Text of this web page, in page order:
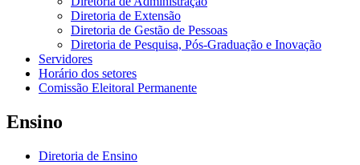
Diretoria de Extensão
Diretoria de Gestão de Pessoas
Diretoria de Pesquisa, Pós-Graduação e Inovação
Servidores
Horário dos setores
Comissão Eleitoral Permanente
Ensino
Diretoria de Ensino